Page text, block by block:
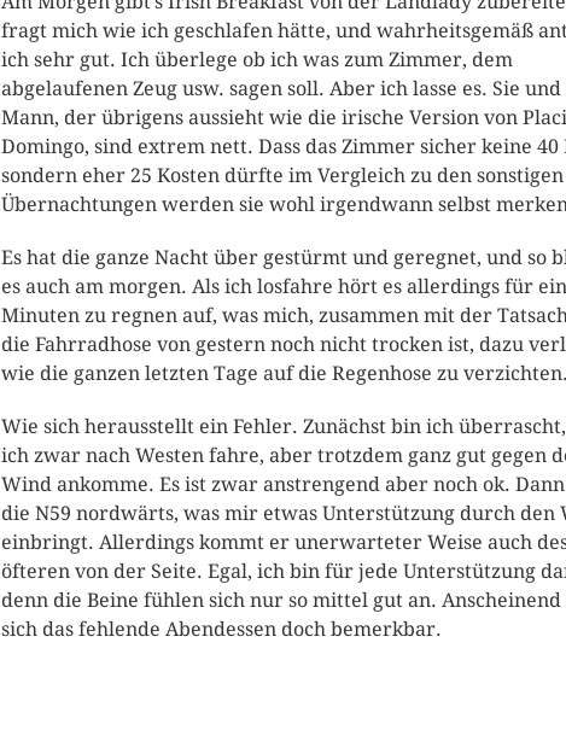
fragt mich wie ich geschlafen hätte, und wahrheitsgemäß
ich sehr gut. Ich überlege ob ich was zum Zimmer, dem
abgelaufenen Zeug usw. sagen soll. Aber ich lasse es. Sie
Mann, der übrigens aussieht wie die irische Version von
Domingo, sind extrem nett. Dass das Zimmer sicher keine 40
sondern eher 25 Kosten dürfte im Vergleich zu den sonstigen
Übernachtungen werden sie wohl irgendwann selbst
Es hat die ganze Nacht über gestürmt und geregnet, und so
es auch am morgen. Als ich losfahre hört es allerdings für
Minuten zu regnen auf, was mich, zusammen mit der
die Fahrradhose von gestern noch nicht trocken ist, dazu
wie die ganzen letzten Tage auf die Regenhose zu verzichten.
Wie sich herausstellt ein Fehler. Zunächst bin ich überrascht,
ich zwar nach Westen fahre, aber trotzdem ganz gut gegen
Wind ankomme. Es ist zwar anstrengend aber noch ok.
die N59 nordwärts, was mir etwas Unterstützung durch den
einbringt. Allerdings kommt er unerwarteter Weise auch
öfteren von der Seite. Egal, ich bin für jede Unterstützung
denn die Beine fühlen sich nur so mittel gut an.
sich das fehlende Abendessen doch bemerkbar.